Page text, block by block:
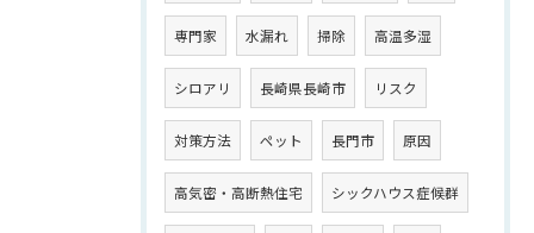
専門家 水漏れ 掃除 高温多湿
シロアリ 長崎県長崎市 リスク
対策方法 ペット 長門市 原因
高気密・高断熱住宅 シックハウス症候群